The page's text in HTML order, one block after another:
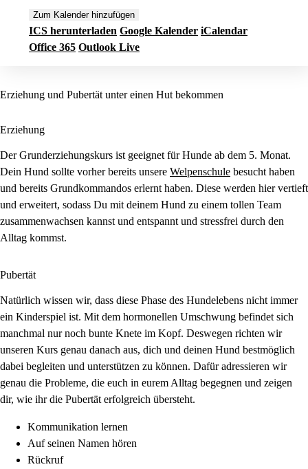
Zum Kalender hinzufügen
ICS herunterladen Google Kalender iCalendar
Office 365 Outlook Live
Erziehung und Pubertät unter einen Hut bekommen
Erziehung
Der Grunderziehungskurs ist geeignet für Hunde ab dem 5. Monat.
Dein Hund sollte vorher bereits unsere Welpenschule besucht haben
und bereits Grundkommandos erlernt haben. Diese werden hier vertieft
und erweitert, sodass Du mit deinem Hund zu einem tollen Team
zusammenwachsen kannst und entspannt und stressfrei durch den
Alltag kommst.
Pubertät
Natürlich wissen wir, dass diese Phase des Hundelebens nicht immer
ein Kinderspiel ist. Mit dem hormonellen Umschwung befindet sich
manchmal nur noch bunte Knete im Kopf. Deswegen richten wir
unseren Kurs genau danach aus, dich und deinen Hund bestmöglich
dabei begleiten und unterstützen zu können. Dafür adressieren wir
genau die Probleme, die euch in eurem Alltag begegnen und zeigen
dir, wie ihr die Pubertät erfolgreich übersteht.
Kommunikation lernen
Auf seinen Namen hören
Rückruf